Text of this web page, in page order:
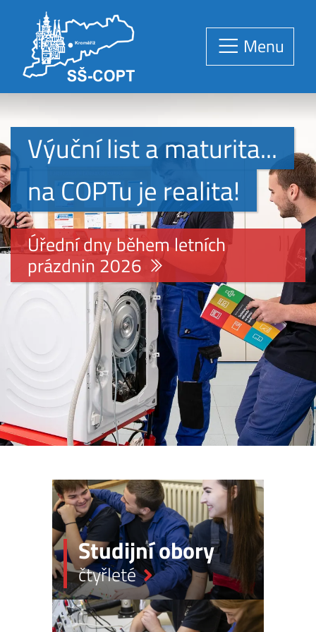
Menu
Předchozí
Výuční list a maturita...
na COPTu je realita!
Úřední dny během letních
prázdnin 2026
Studijníobory
čtyřleté